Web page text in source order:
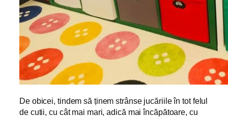
De obicei, tindem să ținem strânse jucăriile în tot felul
de cutii, cu cât mai mari, adică mai încăpătoare, cu